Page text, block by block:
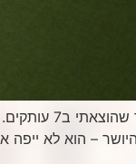
״קורות
היושר – הוא לא